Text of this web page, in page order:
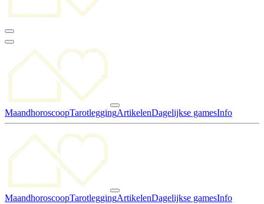
MaandhoroscoopTarotleggingArtikelenDagelijkse gamesInfo
MaandhoroscoopTarotleggingArtikelenDagelijkse gamesInfo